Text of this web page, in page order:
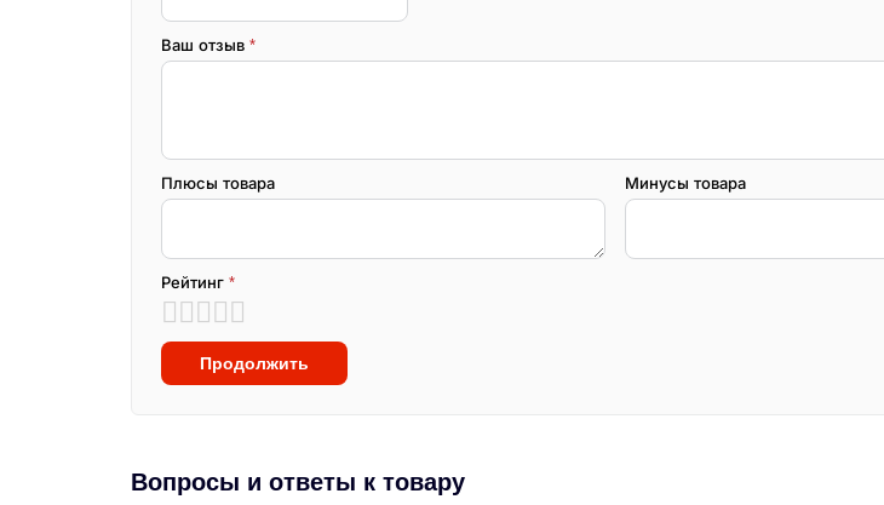
Ваш отзыв *
Плюсы товара Минусы товара
Рейтинг *
Продолжить
Вопросы и ответы к товару